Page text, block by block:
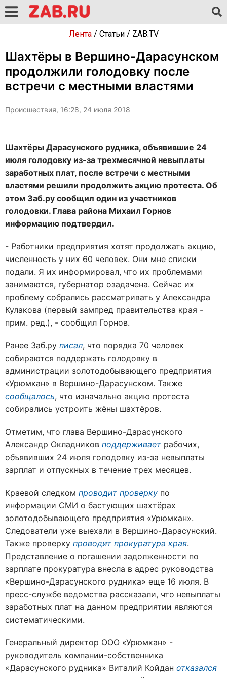
Лента/ Статьи/ ZAB.TV
Шахтёры в Вершино-Дарасунском
продолжили голодовку после
встречи с местными властями
Происшествия, 16:28, 24 июля 2018
Шахтёры Дарасунского рудника, объявившие 24
июля голодовку из-за трехмесячной невыплаты
заработных плат, после встречи с местными
властями решили продолжить акцию протеста. Об
этом Заб.ру сообщил один из участников
голодовки. Глава района Михаил Горнов
информацию подтвердил.
- Работники предприятия хотят продолжать акцию,
численность у них 60 человек. Они мне списки
подали. Я их информировал, что их проблемами
занимаются, губернатор озадачена. Сейчас их
проблему собрались рассматривать у Александра
Кулакова (первый зампред правительства края -
прим. ред.), - сообщил Горнов.
Ранее Заб.ру писал, что порядка 70 человек
собираются поддержать голодовку в
администрации золотодобывающего предприятия
«Урюмкан» в Вершино-Дарасунском. Также
сообщалось, что изначально акцию протеста
собирались устроить жёны шахтёров.
Отметим, что глава Вершино-Дарасунского
Александр Окладников поддерживает рабочих,
объявивших 24 июля голодовку из-за невыплаты
зарплат и отпускных в течение трех месяцев.
Краевой следком проводит проверку по
информации СМИ о бастующих шахтёрах
золотодобывающего предприятия «Урюмкан».
Следователи уже выехали в Вершино-Дарасунский.
Также проверку проводит прокуратура края.
Представление о погашении задолженности по
зарплате прокуратура внесла в адрес руководства
«Вершино-Дарасунского рудника» еще 16 июля. В
пресс-службе ведомства рассказали, что невыплаты
заработных плат на данном предприятии являются
систематическими.
Генеральный директор ООО «Урюмкан» -
руководитель компании-собственника
«Дарасунского рудника» Виталий Койдан отказался